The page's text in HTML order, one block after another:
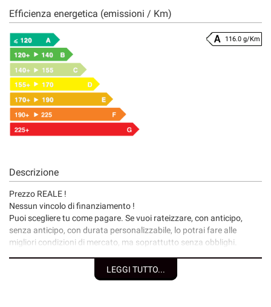
Efficienza energetica (emissioni / Km)
116.0 g/Km
Descrizione
Prezzo REALE !
Nessun vincolo di finanziamento !
Puoi scegliere tu come pagare. Se vuoi rateizzare, con anticipo,
senza anticipo, con durata personalizzabile, lo potrai fare alle
migliori condizioni di mercato, ma soprattutto senza obblighi.
• Consegna a domicilio;
LEGGI TUTTO...